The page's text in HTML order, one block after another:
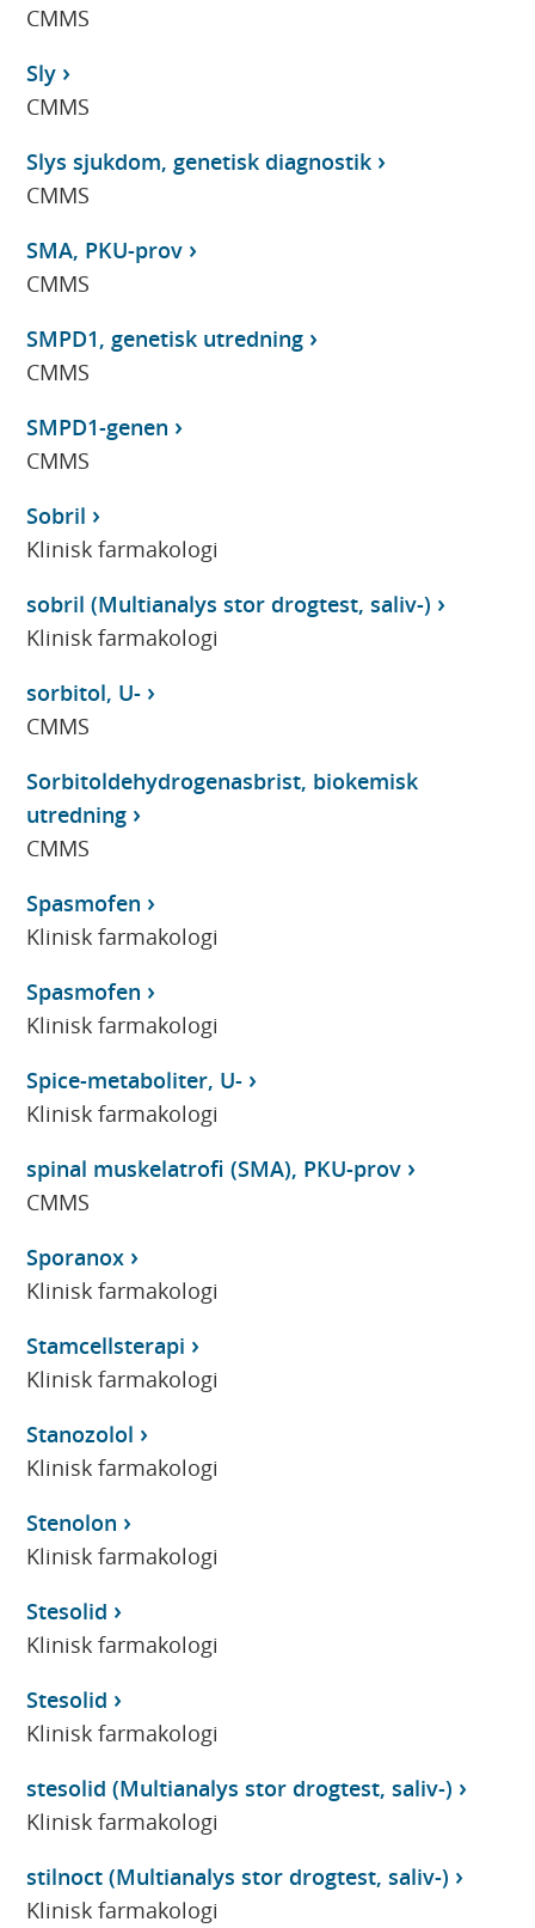
CMMS
Sly
CMMS
Slys sjukdom, genetisk diagnostik
CMMS
SMA, PKU-prov
CMMS
SMPD1, genetisk utredning
CMMS
SMPD1-genen
CMMS
Sobril
Klinisk farmakologi
sobril (Multianalys stor drogtest, saliv-)
Klinisk farmakologi
sorbitol, U-
CMMS
Sorbitoldehydrogenasbrist, biokemisk
utredning
CMMS
Spasmofen
Klinisk farmakologi
Spasmofen
Klinisk farmakologi
Spice-metaboliter, U-
Klinisk farmakologi
spinal muskelatrofi (SMA), PKU-prov
CMMS
Sporanox
Klinisk farmakologi
Stamcellsterapi
Klinisk farmakologi
Stanozolol
Klinisk farmakologi
Stenolon
Klinisk farmakologi
Stesolid
Klinisk farmakologi
Stesolid
Klinisk farmakologi
stesolid (Multianalys stor drogtest, saliv-)
Klinisk farmakologi
stilnoct (Multianalys stor drogtest, saliv-)
Klinisk farmakologi